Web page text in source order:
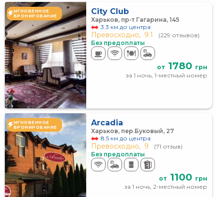
МГНОВЕННОЕ
БРОНИРОВАНИЕ
City Club
Харьков, пр-т Гагарина, 145
3.3 км до центра
Превосходно, 9.1
(229 отзывов)
Без предоплаты
от 1780 грн
за 1 ночь, 1-местный номер
МГНОВЕННОЕ
БРОНИРОВАНИЕ
Arcadia
Харьков, пер.Буковый, 27
8.5 км до центра
Превосходно, 9
(71 отзыв)
Без предоплаты
от 1100 грн
за 1 ночь, 2-местный номер